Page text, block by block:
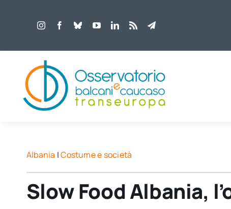
Albania |Costume e società
Slow Food Albania,